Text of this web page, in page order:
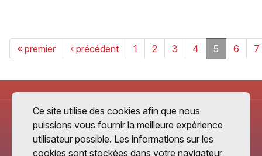
« premier ‹ précédent 1 2 3 4 5 6 7
Ce site utilise des cookies afin que nous
puissions vous fournir la meilleure expérience
utilisateur possible. Les informations sur les
cookies sont stockées dans votre navigateur